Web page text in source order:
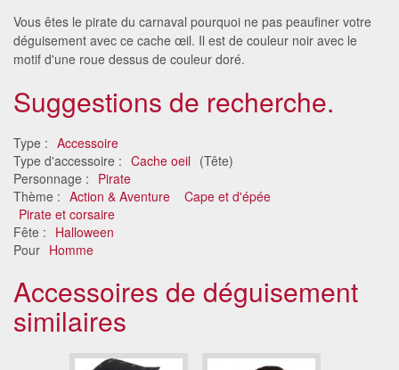
Vous êtes le pirate du carnaval pourquoi ne pas peaufiner votre
déguisement avec ce cache œil. Il est de couleur noir avec le
motif d'une roue dessus de couleur doré.
Suggestions de recherche.
Type : Accessoire
Type d'accessoire : Cache oeil (Tête)
Personnage : Pirate
Thème : Action & Aventure
Cape et d'épée
Pirate et corsaire
Fête : Halloween
Pour Homme
Accessoires de déguisement
similaires